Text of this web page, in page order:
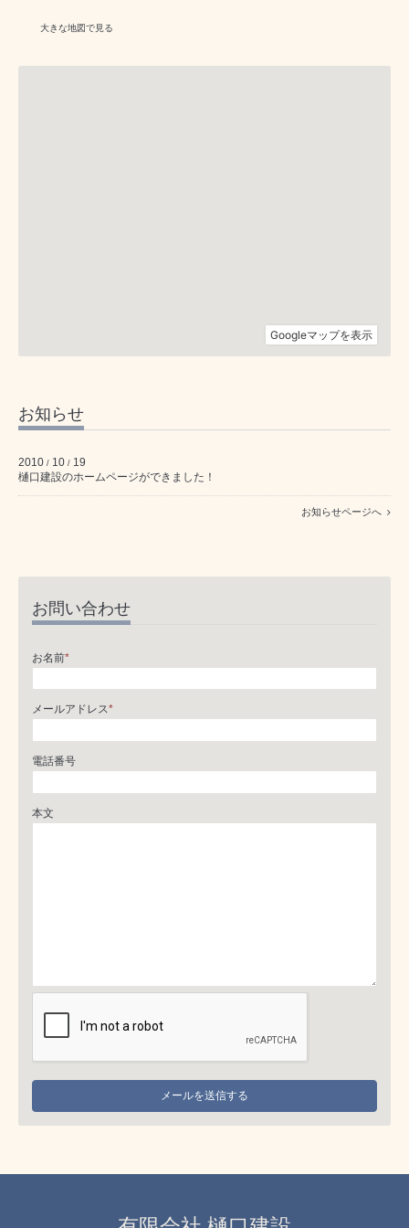
大きな地図で見る
お知らせ
2010 / 10 / 19
樋口建設のホームページができました！
お知らせページへ
お問い合わせ
お名前*
メールアドレス*
電話番号
本文